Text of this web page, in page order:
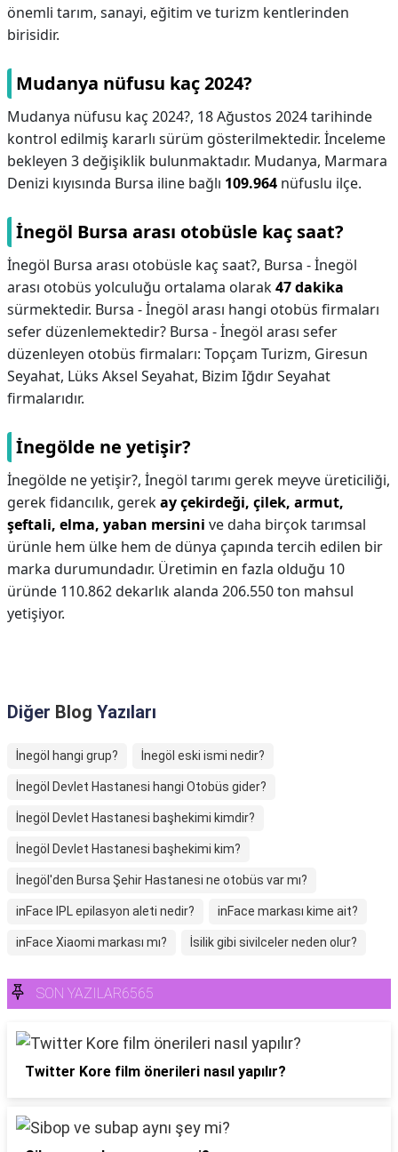
önemli tarım, sanayi, eğitim ve turizm kentlerinden
birisidir.
Mudanya nüfusu kaç 2024?
Mudanya nüfusu kaç 2024?, 18 Ağustos 2024 tarihinde
kontrol edilmiş kararlı sürüm gösterilmektedir. İnceleme
bekleyen 3 değişiklik bulunmaktadır. Mudanya, Marmara
Denizi kıyısında Bursa iline bağlı 109.964 nüfuslu ilçe.
İnegöl Bursa arası otobüsle kaç saat?
İnegöl Bursa arası otobüsle kaç saat?, Bursa - İnegöl
arası otobüs yolculuğu ortalama olarak47 dakika
sürmektedir. Bursa - İnegöl arası hangi otobüs firmaları
sefer düzenlemektedir? Bursa - İnegöl arası sefer
düzenleyen otobüs firmaları: Topçam Turizm, Giresun
Seyahat, Lüks Aksel Seyahat, Bizim Iğdır Seyahat
firmalarıdır.
İnegölde ne yetişir?
İnegölde ne yetişir?, İnegöl tarımı gerek meyve üreticiliği,
gerek fidancılık, gerekay çekirdeği, çilek, armut,
şeftali, elma, yaban mersini ve daha birçok tarımsal
ürünle hem ülke hem de dünya çapında tercih edilen bir
marka durumundadır. Üretimin en fazla olduğu 10
üründe 110.862 dekarlık alanda 206.550 ton mahsul
yetişiyor.
Diğer Blog Yazıları
İnegöl hangi grup? İnegöl eski ismi nedir?
İnegöl Devlet Hastanesi hangi Otobüs gider?
İnegöl Devlet Hastanesi başhekimi kimdir?
İnegöl Devlet Hastanesi başhekimi kim?
İnegöl'den Bursa Şehir Hastanesi ne otobüs var mı?
inFace IPL epilasyon aleti nedir? inFace markası kime ait?
inFace Xiaomi markası mı? İsilik gibi sivilceler neden olur?
SON YAZILAR6565
Twitter Kore film önerileri nasıl yapılır?